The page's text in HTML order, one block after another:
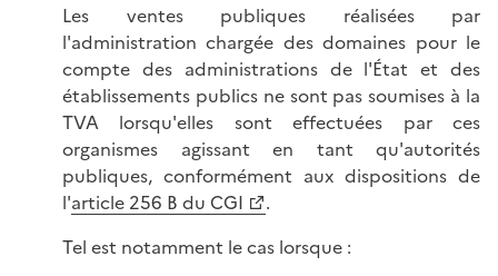
Les ventes publiques réalisées par
l'administration chargée des domaines pour le
compte des administrations de l'État et des
établissements publics ne sont pas soumises à la
TVA lorsqu'elles sont effectuées par ces
organismes agissant en tant qu'autorités
publiques, conformément aux dispositions de
l'article 256 B du CGI
.
Tel est notamment le cas lorsque :